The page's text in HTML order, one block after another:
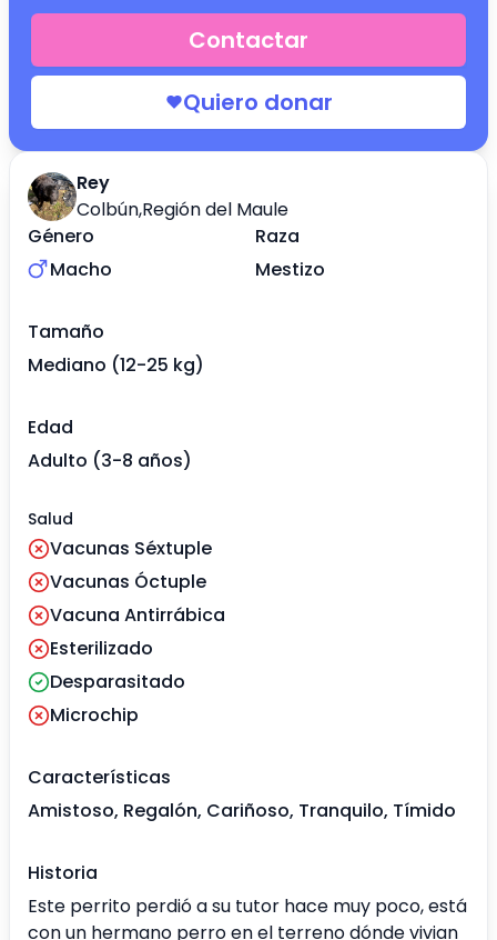
Rey
Colbún,Región del Maule
Género
Macho
Raza
Mestizo
Tamaño
Mediano (12-25 kg)
Edad
Adulto (3-8 años)
Salud
Vacunas Séxtuple
Vacunas Óctuple
Vacuna Antirrábica
Esterilizado
Desparasitado
Microchip
Características
Amistoso, Regalón, Cariñoso, Tranquilo, Tímido
Historia
Este perrito perdió a su tutor hace muy poco, está
con un hermano perro en el terreno dónde vivian
Contactar
Quiero donar